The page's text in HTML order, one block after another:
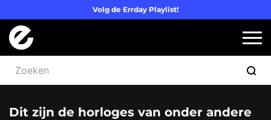
Volg de Errday Playlist!
Dit zijn de horloges van onder andere